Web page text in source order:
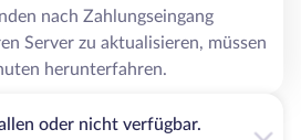
nach Zahlungseingang
Server zu aktualisieren, müssen
herunterfahren.
oder nicht verfügbar.